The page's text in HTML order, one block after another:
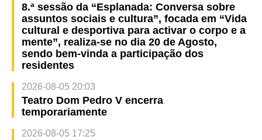
8.ª sessão da “Esplanada: Conversa sobre
assuntos sociais e cultura”, focada em “Vida
cultural e desportiva para activar o corpo e a
mente”, realiza-se no dia 20 de Agosto,
sendo bem-vinda a participação dos
residentes
2026-08-05 20:03
Teatro Dom Pedro V encerra
temporariamente
2026-08-05 17:25